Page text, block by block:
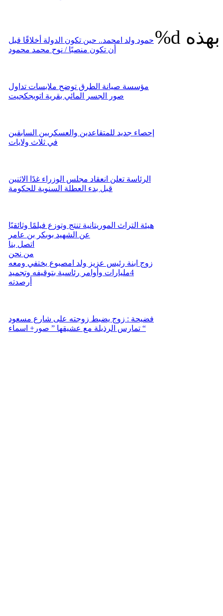
حمود ولد امحمد.. حين تكون الدولة أخلاقًا قبل
أن تكون منصبًا / نوح محمد محمود
مؤسسة صيانة الطرق توضح ملابسات تداول
صور الجسر المائي بقرية اتويجكجيت
إحصاء جديد للمتقاعدين والعسكريين السابقين
في ثلاث ولايات
الرئاسة تعلن انعقاد مجلس الوزراء غدًا الاثنين
قبل بدء العطلة السنوية للحكومة
هيئة التراث الموريتانية تنتج وتوزع فيلمًا وثائقيًا
عن الشهيد بوبكر بن عامر
اتصل بنا
من نحن
زوج ابنة رئيس عزيز ولد امصبوع يختفي ومعه
4مليارات وأوامر رئاسية بتوقيفه وتجميد
أرصدته
فضيحة : زوج يضبط زوجته على شارع مسعود
تمارس الرذيلة مع عشيقها ” صور+ اسماء “
%d